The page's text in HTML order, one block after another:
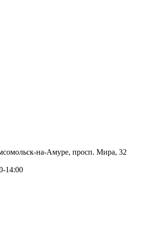
на-Амуре, просп. Мира, 32
14:00